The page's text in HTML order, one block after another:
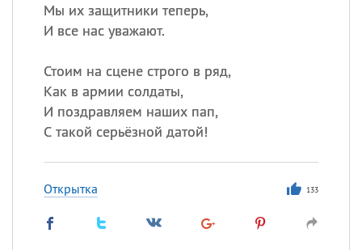
Мы их защитники теперь,
И все нас уважают.
Стоим на сцене строго в ряд,
Как в армии солдаты,
И поздравляем наших пап,
С такой серьёзной датой!
Открытка 133